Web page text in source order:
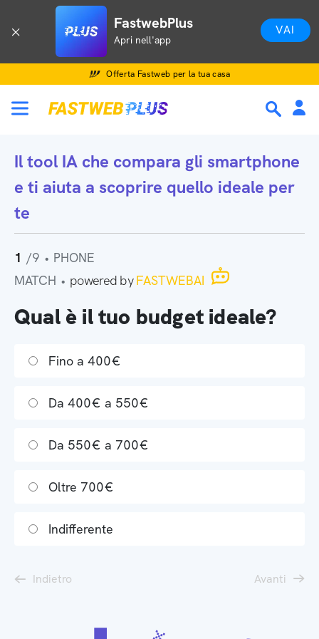
FastwebPlus
Apri nell'app
VAI
Offerta Fastweb per la tua casa
Il tool IA che compara gli smartphone
e ti aiuta a scoprire quello ideale per
te
1 /9 • PHONE
MATCH • powered byFASTWEBAI
Qual è il tuo budget ideale?
Fino a 400€
Da 400€ a 550€
Da 550€ a 700€
Oltre 700€
Indifferente
Indietro Avanti